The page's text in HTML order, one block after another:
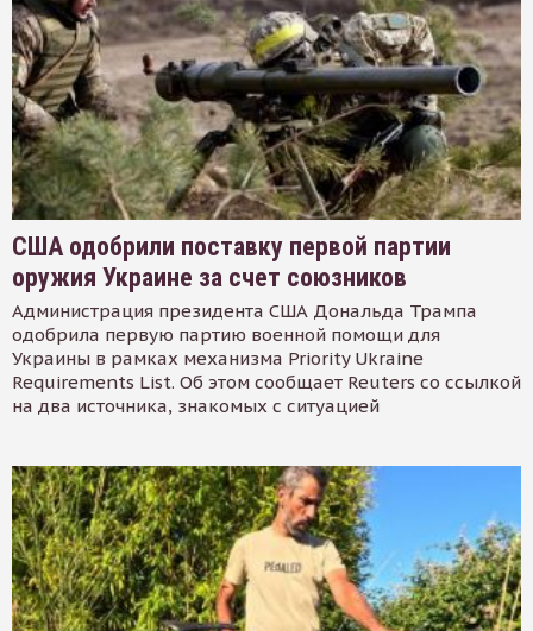
США одобрили поставку первой партии
оружия Украине за счет союзников
Администрация президента США Дональда Трампа
одобрила первую партию военной помощи для
Украины в рамках механизма Priority Ukraine
Requirements List. Об этом сообщает Reuters со ссылкой
на два источника, знакомых с ситуацией